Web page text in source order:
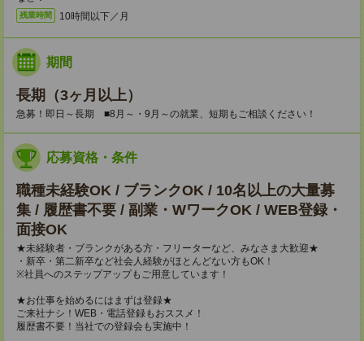
残業時間 10時間以下／月
期間
長期（3ヶ月以上）
急募！即日～長期 ■8月～・9月～の就業、短期もご相談ください！
応募資格・条件
職種未経験OK / ブランクOK / 10名以上の大量募
集 / 履歴書不要 / 副業・WワークOK / WEB登録・
面接OK
★未経験者・ブランクがある方・フリーターなど、みなさま大歓迎★
・新卒・第二新卒など社会人経験がほとんどない方もOK！
※社員へのステップアップもご用意しています！
★お仕事を始めるにはまずは登録★
ご来社ナシ！WEB・電話登録もおススメ！
履歴書不要！当社での登録会も実施中！